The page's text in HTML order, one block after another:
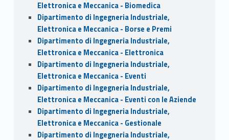
Elettronica e Meccanica - Biomedica
Dipartimento di Ingegneria Industriale,
Elettronica e Meccanica - Borse e Premi
Dipartimento di Ingegneria Industriale,
Elettronica e Meccanica - Elettronica
Dipartimento di Ingegneria Industriale,
Elettronica e Meccanica - Eventi
Dipartimento di Ingegneria Industriale,
Elettronica e Meccanica - Eventi con le Aziende
Dipartimento di Ingegneria Industriale,
Elettronica e Meccanica - Gestionale
Dipartimento di Ingegneria Industriale,